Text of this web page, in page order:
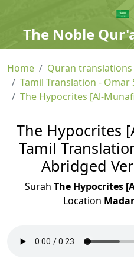
The Noble
Home
Quran translations
Tamil Translation -
The Hypocrites [Al-
The Hypocrites
Tamil
Abridged
Surah The Hypocrites
Location